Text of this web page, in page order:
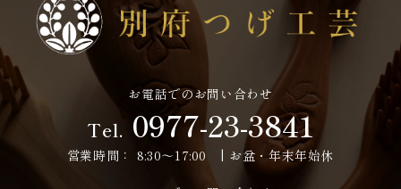
お電話でのお問い合わせ
Tel. 0977-23-3841
営業時間： 8:30～17:00 | お盆・年末年始休